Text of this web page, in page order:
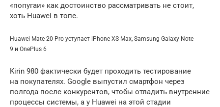
«попугаи» как достоинство рассматривать не стоит,
хоть Huawei в топе.
Huawei Mate 20 Pro уступает iPhone XS Max, Samsung Galaxy Note
9 и OnePlus 6
Kirin 980 фактически будет проходить тестирование
на покупателях. Google выпустил смартфон через
полгода после конкурентов, чтобы отладить внутренние
процессы системы, а у Huawei на этой стадии